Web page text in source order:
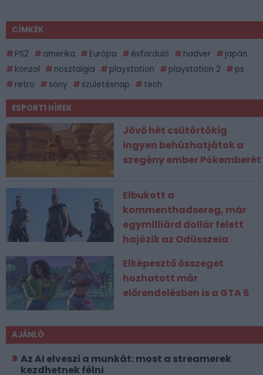
CÍMKÉK
PS2 amerika Európa évforduló hadver
japán
konzol
nosztalgia playstation playstation 2
ps
retro
sony születésnap tech
ESPORT1 HÍREK
Jövő hét csütörtökig
ingyen behúzhatjátok a
szegény ember Pókemberét
Elbukott a
kommenthadsereg, már
egymilliárd dollár felett
hajózik az Odüsszeia
Elképesztő összeget
hozhatott már
előrendelésben is a GTA 6
AJÁNLÓ
Az AI elveszi a munkát: most a streamerek
kezdhetnek félni